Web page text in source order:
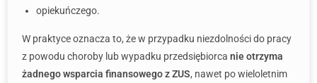
opiekuńczego.
W praktyce oznacza to, że w przypadku niezdolności do pracy
z powodu choroby lub wypadku przedsiębiorca nie otrzyma
żadnego wsparcia finansowego z ZUS, nawet po wieloletnim